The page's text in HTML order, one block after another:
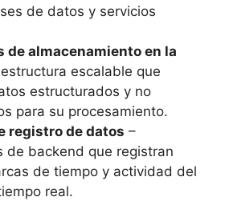
de datos y servicios
de almacenamiento en la
escalable que
estructurados y no
para su procesamiento.
registro de datos –
de backend que registran
de tiempo y actividad del
real.